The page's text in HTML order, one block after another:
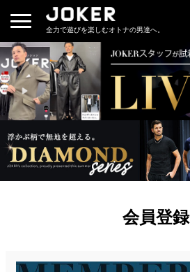
全力で遊びを楽しむオトナの男達へ。
会員登録